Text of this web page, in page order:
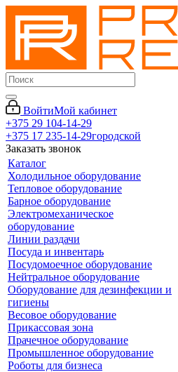
ВойтиМой кабинет
+375 29 104-14-29
+375 17 235-14-29городской
Заказать звонок
Каталог
Холодильное оборудование
Тепловое оборудование
Барное оборудование
Электромеханическое
оборудование
Линии раздачи
Посуда и инвентарь
Посудомоечное оборудование
Нейтральное оборудование
Оборудование для дезинфекции и
гигиены
Весовое оборудование
Прикассовая зона
Прачечное оборудование
Промышленное оборудование
Роботы для бизнеса